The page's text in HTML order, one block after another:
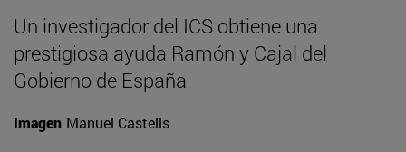
Un investigador del ICS obtiene una
prestigiosa ayuda Ramón y Cajal del
Gobierno de España
Imagen Manuel Castells